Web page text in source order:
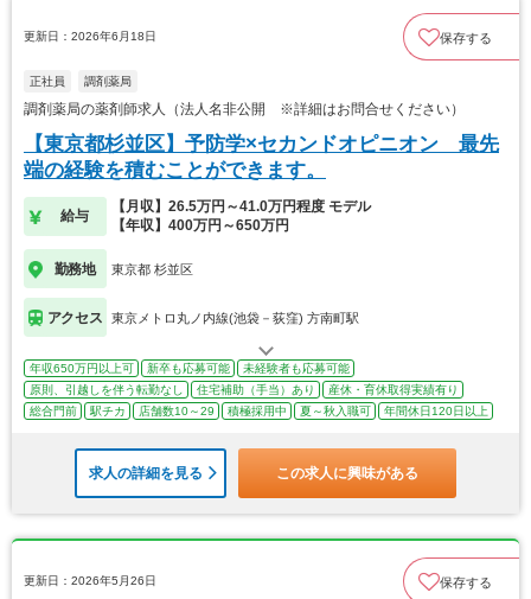
更新日：2026年6月18日 保存する
正社員 調剤薬局
調剤薬局の薬剤師求人（法人名非公開 ※詳細はお問合せください）
【東京都杉並区】予防学×セカンドオピニオン 最先
端の経験を積むことができます。
給与
【月収】26.5万円～41.0万円程度 モデル
【年収】400万円～650万円
勤務地 東京都 杉並区
アクセス 東京メトロ丸ノ内線(池袋－荻窪) 方南町駅
年収650万円以上可 新卒も応募可能
未経験者も応募可能
原則、引越しを伴う転勤なし
住宅補助（手当）あり
産休・育休取得実績有り
総合門前
駅チカ 店舗数10～29 積極採用中 夏～秋入職可 年間休日120日以上
求人の詳細を見る この求人に興味がある
更新日：2026年5月26日 保存する